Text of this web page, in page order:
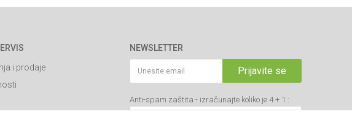
i prodaje
NEWSLETTER
Prijavite se
Anti-spam zaštita - izračunajte koliko je 4 + 1 :